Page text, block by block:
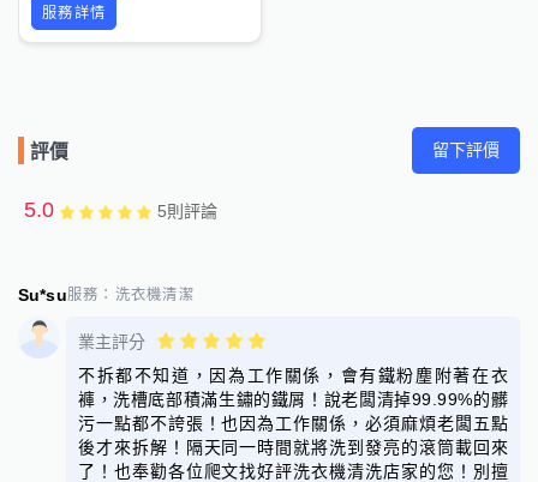
服務詳情
評價 留下評價
5.0 5則評論
Su*su服務： 洗衣機清潔
業主評分
不拆都不知道，因為工作關係，會有鐵粉塵附著在衣
褲，洗槽底部積滿生鏽的鐵屑！說老闆清掉99.99%的髒
污一點都不誇張！也因為工作關係，必須麻煩老闆五點
後才來拆解！隔天同一時間就將洗到發亮的滾筒載回來
了！也奉勸各位爬文找好評洗衣機清洗店家的您！別擅